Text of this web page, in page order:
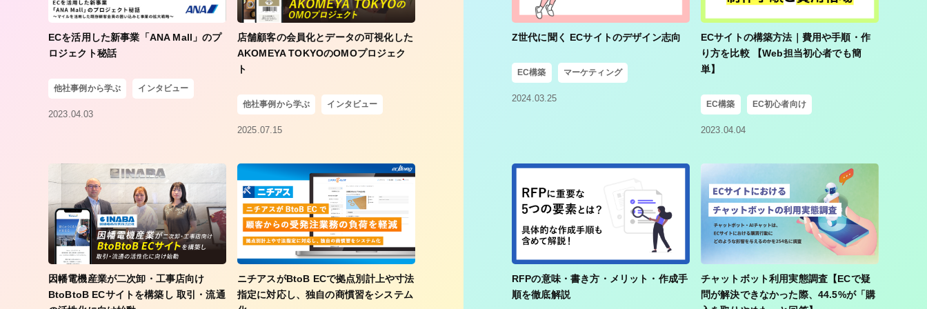
ECを活用した新事業「ANA Mall」のプ
ロジェクト秘話
他社事例から学ぶ インタビュー
2023.04.03
店舗顧客の会員化とデータの可視化した
AKOMEYA TOKYOのOMOプロジェク
ト
他社事例から学ぶ インタビュー
2025.07.15
因幡電機産業が二次卸・工事店向け
BtoBtoB ECサイトを構築し 取引・流通
ニチアスがBtoB ECで拠点別計上や寸法
指定に対応し、独自の商慣習をシステム
Z世代に聞く ECサイトのデザイン志向
EC構築 マーケティング
2024.03.25
ECサイトの構築方法｜費用や手順・作
り方を比較 【Web担当初心者でも簡
単】
EC構築 EC初心者向け
2023.04.04
RFPの意味・書き方・メリット・作成手
順を徹底解説
チャットボット利用実態調査【ECで疑
問が解決できなかった際、44.5%が「購